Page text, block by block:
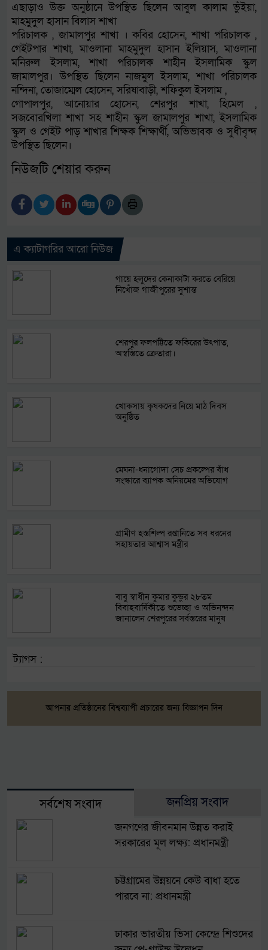
এছাড়াও উক্ত অনুষ্ঠানে উপস্থিত ছিলেন আবুল কালাম ভুঁইয়া,
মাহমুদুল হাসান বিলাস শাখা
পরিচালক , জামালপুর শাখা । কবির হোসেন, শাখা পরিচালক ,
গেইটপার শাখা, মাওলানা মাহমুদুল হাসান ইলিয়াস, মাওলানা
মনিরুল ইসলাম, শাখা পরিচালক শাহীন ইসলামিক স্কুল
জামালপুর। উপস্থিত ছিলেন নাজমুল ইসলাম, শাখা পরিচালক
নন্দিনা, তোজাম্মেল হোসেন, সরিষাবাড়ী, শফিকুল ইসলাম ,
গোপালপুর, আনোয়ার হোসেন, শেরপুর শাখা, হিমেল ,
সজবোরখিলা শাখা সহ শাহীন স্কুল জামালপুর শাখা, ইসলামিক
স্কুল ও গেইট পাড় শাখার শিক্ষক শিক্ষার্থী, অভিভাবক ও সুধীবৃন্দ
উপস্থিত ছিলেন।
নিউজটি শেয়ার করুন
এ ক্যাটাগরির আরো নিউজ
গায়ে হলুদের কেনাকাটা করতে বেরিয়ে
নিখোঁজ গাজীপুরের সুশান্ত
শেরপুর ফলপট্টিতে ফকিরের উৎপাত,
অস্বস্তিতে ক্রেতারা।
খোকসায় কৃষকদের নিয়ে মাঠ দিবস
অনুষ্ঠিত
মেঘনা-ধনাগোদা সেচ প্রকল্পের বাঁধ
সংস্কারে ব্যাপক অনিয়মের অভিযোগ
গ্রামীণ হস্তশিল্প রপ্তানিতে সব ধরনের
সহায়তার আশ্বাস মন্ত্রীর
বাবু স্বাধীন কুমার কুন্ডুর ২৮তম
বিবাহবার্ষিকীতে শুভেচ্ছা ও অভিনন্দন
জানালেন শেরপুরের সর্বস্তরের মানুষ
ট্যাগস :
সর্বশেষ সংবাদ জনপ্রিয় সংবাদ
জনগণের জীবনমান উন্নত করাই
সরকারের মূল লক্ষ্য: প্রধানমন্ত্রী
চট্টগ্রামের উন্নয়নে কেউ বাধা হতে
পারবে না: প্রধানমন্ত্রী
ঢাকার ভারতীয় ভিসা কেন্দ্রে শিশুদের